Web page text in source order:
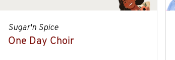
Sugar'n Spice
One Day Choir